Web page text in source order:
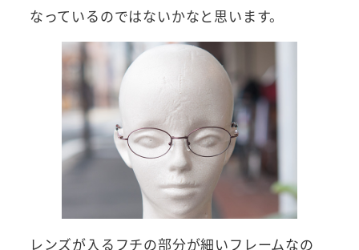
なっているのではないかなと思います。
レンズが入るフチの部分が細いフレームなの